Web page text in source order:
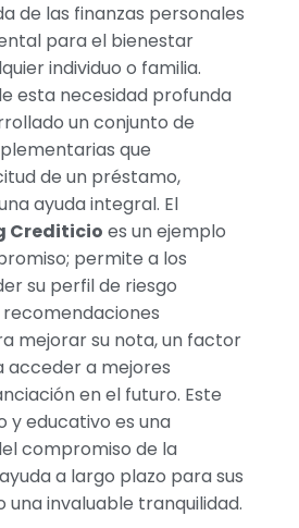
de las finanzas personales
para el bienestar
individuo o familia.
esta necesidad profunda
un conjunto de
que
de un préstamo,
ayuda integral. El
Crediticio es un ejemplo
permite a los
su perfil de riesgo
mejorar su nota, un factor
a mejores
en el futuro. Este
y educativo es una
compromiso de la
a largo plazo para sus
invaluable tranquilidad.